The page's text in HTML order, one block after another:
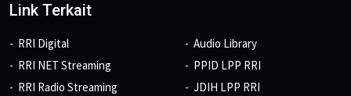
Link Terkait
RRI Digital
RRI NET Streaming
RRI Radio Streaming
Audio Library
PPID LPP RRI
JDIH LPP RRI